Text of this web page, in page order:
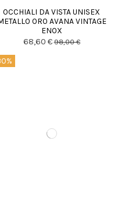
OCCHIALI DA VISTA UNISEX
ORO AVANA VINTAGE
ENOX
68,60 €98,00 €